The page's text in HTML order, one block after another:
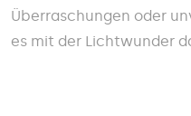
Überraschungen oder
es mit der Lichtwunder